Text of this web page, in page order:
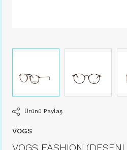
Ürünü Paylaş
VOGS